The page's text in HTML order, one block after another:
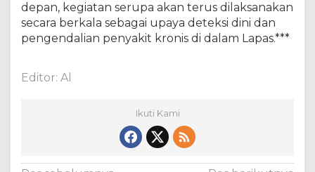
depan, kegiatan serupa akan terus dilaksanakan
secara berkala sebagai upaya deteksi dini dan
pengendalian penyakit kronis di dalam Lapas.***
Editor: Al
Ikuti Kami